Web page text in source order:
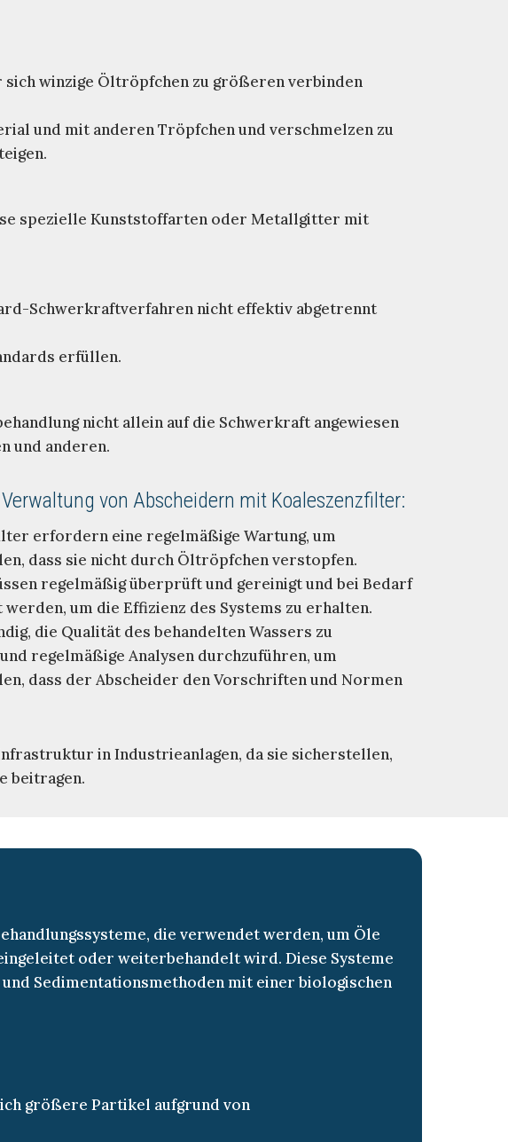
winzige Öltröpfchen zu größeren verbinden
und mit anderen Tröpfchen und verschmelzen zu
spezielle Kunststoffarten oder Metallgitter mit
Schwerkraftverfahren nicht effektiv abgetrennt
erfüllen.
nicht allein auf die Schwerkraft angewiesen
und anderen.
von Abscheidern mit Koaleszenzfilter:
erfordern eine regelmäßige Wartung, um
dass sie nicht durch Öltröpfchen verstopfen.
regelmäßig überprüft und gereinigt und bei Bedarf
werden, um die Effizienz des Systems zu erhalten.
die Qualität des behandelten Wassers zu
regelmäßige Analysen durchzuführen, um
dass der Abscheider den Vorschriften und Normen
in Industrieanlagen, da sie sicherstellen,
beitragen.
die verwendet werden, um Öle
oder weiterbehandelt wird. Diese Systeme
Sedimentationsmethoden mit einer biologischen
größere Partikel aufgrund von